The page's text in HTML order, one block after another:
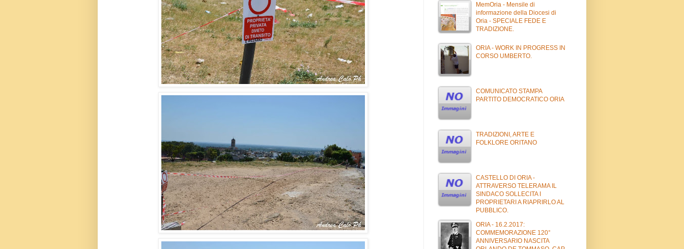
MemOria - Mensile di
informazione della Diocesi di
Oria - SPECIALE FEDE E
TRADIZIONE.
ORIA - WORK IN PROGRESS IN
CORSO UMBERTO.
COMUNICATO STAMPA
PARTITO DEMOCRATICO ORIA
TRADIZIONI, ARTE E
FOLKLORE ORITANO
CASTELLO DI ORIA -
ATTRAVERSO TELERAMA IL
SINDACO SOLLECITA I
PROPRIETARI A RIAPRIRLO AL
PUBBLICO.
ORIA - 16.2.2017:
COMMEMORAZIONE 120°
ANNIVERSARIO NASCITA